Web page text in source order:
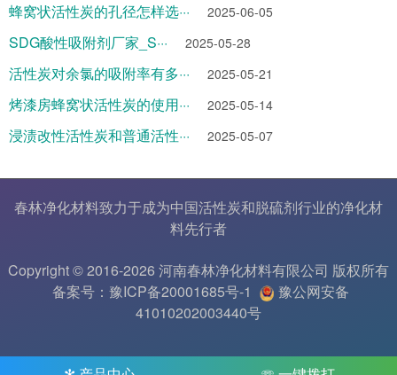
蜂窝状活性炭的孔径怎样选··· 2025-06-05
SDG酸性吸附剂厂家_S··· 2025-05-28
活性炭对余氯的吸附率有多··· 2025-05-21
烤漆房蜂窝状活性炭的使用··· 2025-05-14
浸渍改性活性炭和普通活性··· 2025-05-07
春林净化材料致力于成为中国活性炭和脱硫剂行业的净化材
料先行者
Copyright © 2016-2026 河南春林净化材料有限公司 版权所有
备案号：豫ICP备20001685号-1
豫公网安备
41010202003440号